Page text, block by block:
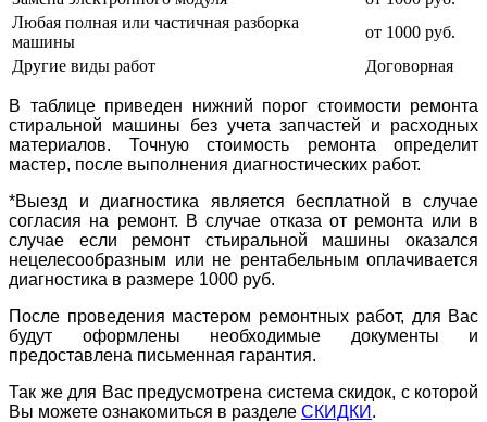
Любая полная или частичная разборка
машины
от 1000 руб.
Другие виды работ
Договорная
В таблице приведен нижний порог стоимости ремонта
стиральной машины без учета запчастей и расходных
материалов. Точную стоимость ремонта определит
мастер, после выполнения диагностических работ.
*Выезд и диагностика является бесплатной в случае
согласия на ремонт. В случае отказа от ремонта или в
случае если ремонт стьиральной машины оказался
нецелесообразным или не рентабельным оплачивается
диагностика в размере 1000 руб.
После проведения мастером ремонтных работ, для Вас
будут оформлены необходимые документы и
предоставлена письменная гарантия.
Так же для Вас предусмотрена система скидок, с которой
Вы можете ознакомиться в разделе СКИДКИ .